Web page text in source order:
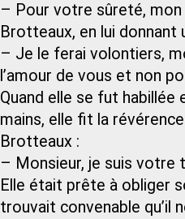
– Pour votre sûreté,
Brotteaux, en lui
– Je le ferai volontiers,
l’amour de vous et non
Quand elle se fut habillée
mains, elle fit la
Brotteaux :
– Monsieur, je suis votre
Elle était prête à obliger
trouvait convenable qu’il